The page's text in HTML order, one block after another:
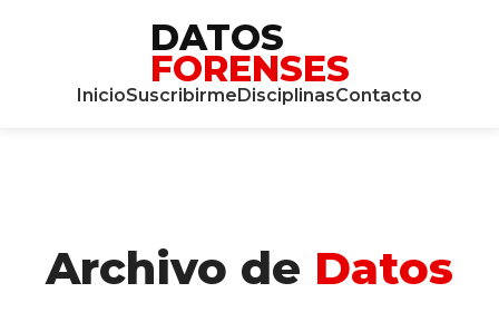
DATOS
FORENSES
InicioSuscribirmeDisciplinasContacto
Archivo de Datos